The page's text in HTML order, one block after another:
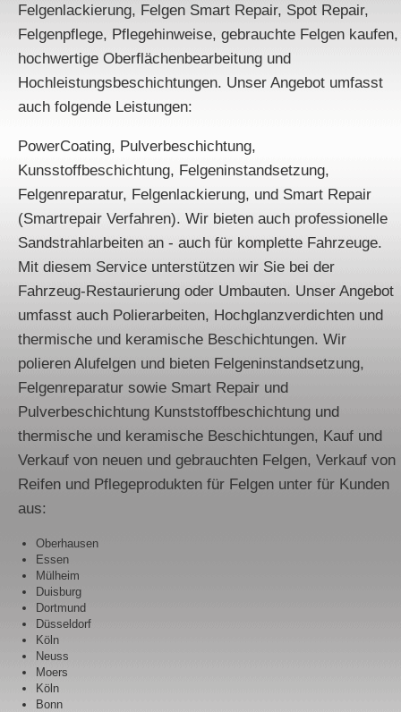
Felgenlackierung, Felgen Smart Repair, Spot Repair,
Felgenpflege, Pflegehinweise, gebrauchte Felgen kaufen,
hochwertige Oberflächenbearbeitung und
Hochleistungsbeschichtungen. Unser Angebot umfasst
auch folgende Leistungen:
PowerCoating, Pulverbeschichtung,
Kunsstoffbeschichtung, Felgeninstandsetzung,
Felgenreparatur, Felgenlackierung, und Smart Repair
(Smartrepair Verfahren). Wir bieten auch professionelle
Sandstrahlarbeiten an - auch für komplette Fahrzeuge.
Mit diesem Service unterstützen wir Sie bei der
Fahrzeug-Restaurierung oder Umbauten. Unser Angebot
umfasst auch Polierarbeiten, Hochglanzverdichten und
thermische und keramische Beschichtungen. Wir
polieren Alufelgen und bieten Felgeninstandsetzung,
Felgenreparatur sowie Smart Repair und
Pulverbeschichtung Kunststoffbeschichtung und
thermische und keramische Beschichtungen, Kauf und
Verkauf von neuen und gebrauchten Felgen, Verkauf von
Reifen und Pflegeprodukten für Felgen unter für Kunden
aus:
Oberhausen
Essen
Mülheim
Duisburg
Dortmund
Düsseldorf
Köln
Neuss
Moers
Köln
Bonn